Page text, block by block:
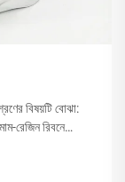
বিষয়টি বোঝা:
রেজিন রিবনে